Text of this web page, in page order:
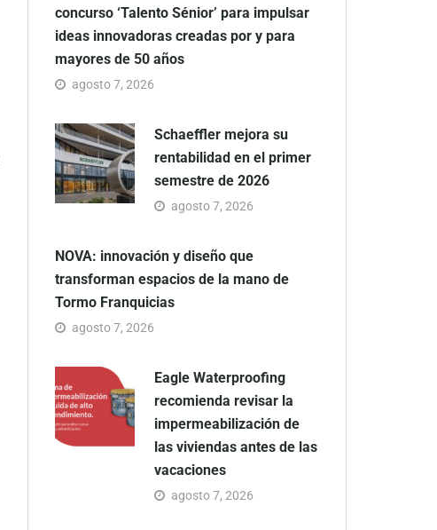
concurso ‘Talento Sénior’ para impulsar
ideas innovadoras creadas por y para
mayores de 50 años
agosto 7, 2026
Schaeffler mejora su
rentabilidad en el primer
semestre de 2026
agosto 7, 2026
NOVA: innovación y diseño que
transforman espacios de la mano de
Tormo Franquicias
agosto 7, 2026
Eagle Waterproofing
recomienda revisar la
impermeabilización de
las viviendas antes de las
vacaciones
agosto 7, 2026